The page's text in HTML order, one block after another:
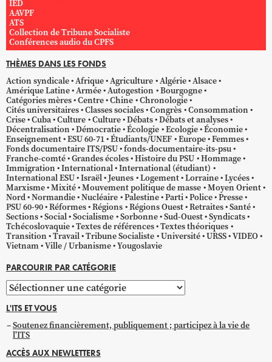
IED
AAVPF
ATS
Collection de Tribune Socialiste
Conférences audio du CPFS
THÈMES DANS LES FONDS
Action syndicale Afrique Agriculture Algérie Alsace
Amérique Latine Armée Autogestion
Bourgogne
Catégories mères Centre Chine Chronologie
Cités universitaires Classes sociales Congrès Consommation
Crise Cuba Culture Culture Débats Débats et analyses
Décentralisation Démocratie Écologie Ecologie Économie
Enseignement ESU 60-71 Étudiants/UNEF Europe Femmes
Fonds documentaire ITS/PSU fonds-documentaire-its-psu
Franche-comté Grandes écoles Histoire du PSU Hommage
Immigration International International (étudiant)
International ESU Israël Jeunes Logement Lorraine Lycées
Marxisme Mixité Mouvement politique de masse Moyen Orient
Nord Normandie Nucléaire Palestine Parti Police Presse
PSU 60-90 Réformes Régions Régions Ouest Retraites Santé
Sections Social Socialisme Sorbonne Sud-Ouest Syndicats
Tchécoslovaquie Textes de références Textes théoriques
Transition Travail Tribune Socialiste Université URSS VIDEO
Vietnam Ville / Urbanisme Yougoslavie
PARCOURIR PAR CATÉGORIE
Parcourir
par
catégorie
L'ITS ET VOUS
Soutenez financièrement, publiquement ; participez à la vie de
l'ITS
ACCÈS AUX NEWLETTERS